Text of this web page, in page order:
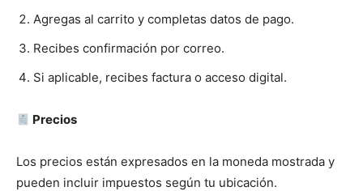
Agregas al carrito y completas datos de pago.
Recibes confirmación por correo.
Si aplicable, recibes factura o acceso digital.
Precios
Los precios están expresados en la moneda mostrada y
pueden incluir impuestos según tu ubicación.